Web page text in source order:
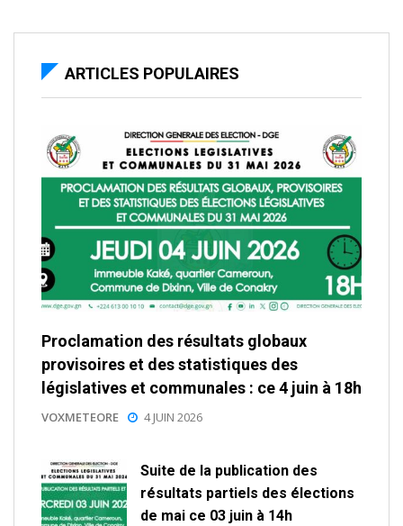
ARTICLES POPULAIRES
Proclamation des résultats globaux
provisoires et des statistiques des
législatives et communales : ce 4 juin à 18h
VOXMETEORE 4 JUIN 2026
Suite de la publication des
résultats partiels des élections
de mai ce 03 juin à 14h